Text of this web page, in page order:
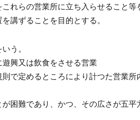
れらの営業所に立ち入らせること等
講ずることを目的とする。
う。
興又は飲食をさせる営業
で定めるところにより計つた営業所
困難であり、かつ、その広さが五平